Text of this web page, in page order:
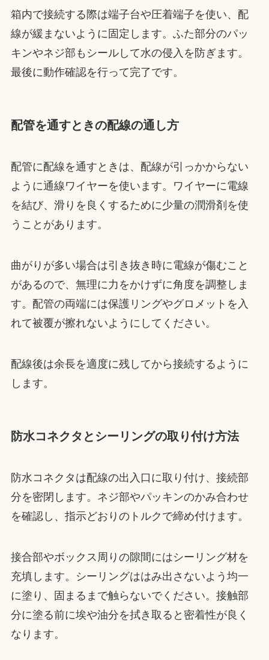
箱内で接続する際は端子台や圧着端子を使い、配
線が緩まないように固定します。ふた部分のパッ
キンやネジ部もシールして水の侵入を防ぎます。
最後に動作確認を行って完了です。
配管を通すときの配線の通し方
配管に配線を通すときは、配線が引っかからない
ように通線ワイヤーを使います。ワイヤーに電線
を結び、滑りを良くするために少量の潤滑剤を使
うことがあります。
曲がりが多い場合は引き抜き時に電線が傷むこと
があるので、無理に力をかけずに角度を調整しま
す。配管の両端には保護リングやグロメットを入
れて被覆が擦れないようにしてください。
配線後は余長を適度に残してから接続するように
します。
防水コネクタとシーリングの取り付け方法
防水コネクタは配線の出入口に取り付け、接続部
分を密閉します。ネジ部やパッキンのかみ合わせ
を確認し、指示どおりのトルクで締め付けます。
接合部やボックス周りの隙間にはシーリング材を
充填します。シーリングははみ出さないよう均一
に塗り、固まるまで触らないでください。接触部
分に塗る前に埃や油分を拭き取ると密着性が良く
なります。